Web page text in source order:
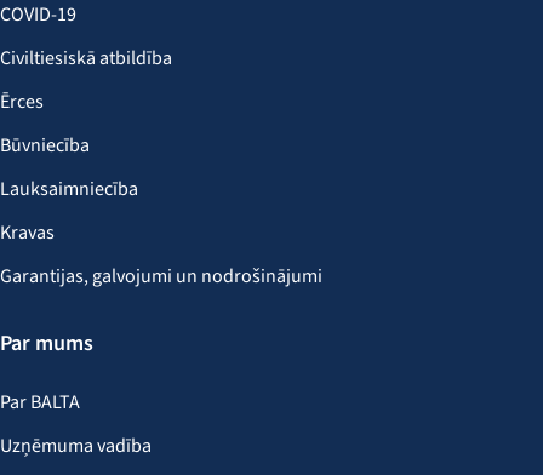
COVID-19
Civiltiesiskā atbildība
Ērces
Būvniecība
Lauksaimniecība
Kravas
Garantijas, galvojumi un nodrošinājumi
Par mums
Par BALTA
Uzņēmuma vadība